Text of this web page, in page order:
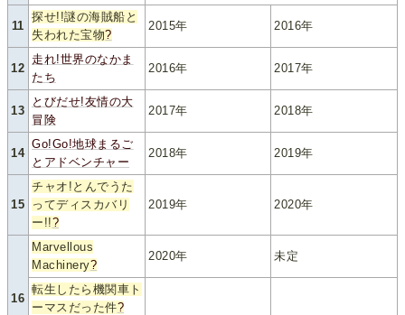
11
探せ!!謎の海賊船と
失われた宝物?
2015年 2016年
12
走れ!世界のなかま
たち
2016年 2017年
13
とびだせ!友情の大
冒険
2017年 2018年
14
Go!Go!地球まるご
とアドベンチャー
2018年 2019年
15
チャオ!とんでうた
ってディスカバリ
ー!!?
2019年 2020年
16
Marvellous
Machinery?
2020年 未定
転生したら機関車ト
ーマスだった件?